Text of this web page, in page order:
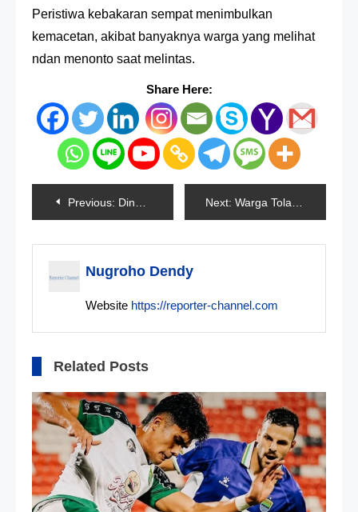
Peristiwa kebakaran sempat menimbulkan
kemacetan, akibat banyaknya warga yang melihat
ndan menonto saat melintas.
Share Here:
Navigasi
pos
Previous: Dinas Pendidikan Jakarta Luncurkan Siap Belajar Next: Warga Tolak Jenazah Positif Corona Dimakamkan
Nugroho Dendy
Website https://reporter-channel.com
Related Posts